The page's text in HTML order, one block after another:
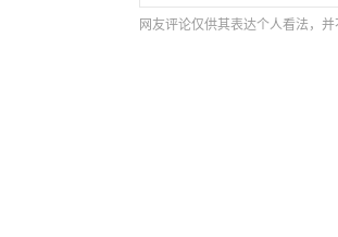
网友评论仅供其表达个人看法，